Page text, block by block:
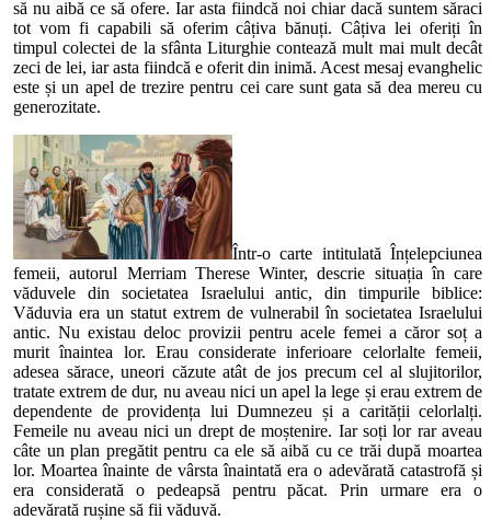
să nu aibă ce să ofere. Iar asta fiindcă noi chiar dacă suntem săraci
tot vom fi capabili să oferim câțiva bănuți. Câțiva lei oferiți în
timpul colectei de la sfânta Liturghie contează mult mai mult decât
zeci de lei, iar asta fiindcă e oferit din inimă. Acest mesaj evanghelic
este și un apel de trezire pentru cei care sunt gata să dea mereu cu
generozitate.
Într-o carte intitulată Înțelepciunea
femeii, autorul Merriam Therese Winter, descrie situația în care
văduvele din societatea Israelului antic, din timpurile biblice:
Văduvia era un statut extrem de vulnerabil în societatea Israelului
antic. Nu existau deloc provizii pentru acele femei a căror soț a
murit înaintea lor. Erau considerate inferioare celorlalte femeii,
adesea sărace, uneori căzute atât de jos precum cel al slujitorilor,
tratate extrem de dur, nu aveau nici un apel la lege și erau extrem de
dependente de providența lui Dumnezeu și a carității celorlalți.
Femeile nu aveau nici un drept de moștenire. Iar soți lor rar aveau
câte un plan pregătit pentru ca ele să aibă cu ce trăi după moartea
lor. Moartea înainte de vârsta înaintată era o adevărată catastrofă și
era considerată o pedeapsă pentru păcat. Prin urmare era o
adevărată rușine să fii văduvă.